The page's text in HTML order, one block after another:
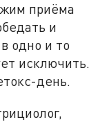
приёма
и
одно и то
исключить.
день.